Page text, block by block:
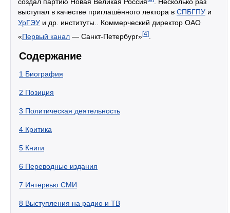
выступал в качестве приглашённого лектора в СПБГПУ и
УрГЭУ и др. институты.. Коммерческий директор ОАО
«Первый канал — Санкт-Петербург»[4]
Содержание
1 Биография
2 Позиция
3 Политическая деятельность
4 Критика
5 Книги
6 Переводные издания
7 Интервью СМИ
8 Выступления на радио и ТВ